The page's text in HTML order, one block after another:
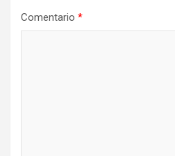
Comentario *